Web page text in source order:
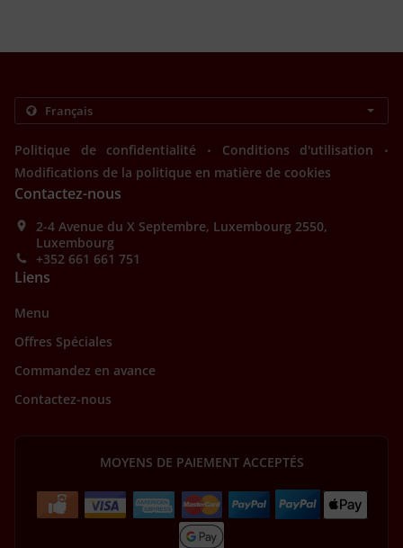
Politique de confidentialité . Conditions d'utilisation .
Modifications de la politique en matière de cookies
Contactez-nous
2-4 Avenue du X Septembre, Luxembourg 2550,
Luxembourg
+352 661 661 751
Liens
Menu
Offres Spéciales
Commandez en avance
Contactez-nous
MOYENS DE PAIEMENT ACCEPTÉS